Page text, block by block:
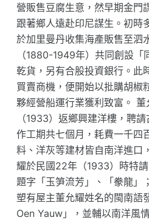
營販售豆腐生意，然早期金門
跟著鄉人遠赴印尼謀生。初時
於加里曼丹收集海產販售至泗
（1880-1949年）共同創設
乾貨，另有合股投資銀行。此
買賣商機，便開始以批購胡椒
夥經營船運行業獲利致富。
（1933）返鄉興建洋樓，聘
作工期共七個月，耗費一千四
料、洋灰等建材皆自南洋進口
耀於民國22年（1933）時特
題字「玉笋流芳」、「豢龍」
塑有屋主董允耀姓名的閩南語
Oen Yauw」，並輔以南洋風